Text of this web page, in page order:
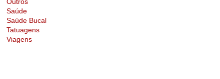
Saúde
Saúde Bucal
Tatuagens
Viagens